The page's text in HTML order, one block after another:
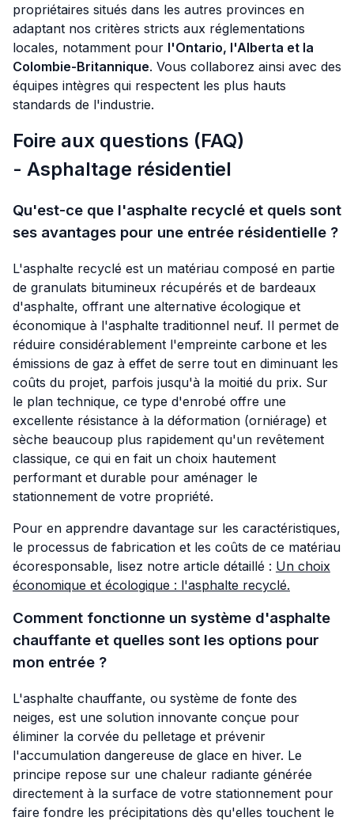
propriétaires situés dans les autres provinces en
adaptant nos critères stricts aux réglementations
locales, notamment pour l'Ontario, l'Alberta et la
Colombie-Britannique. Vous collaborez ainsi avec des
équipes intègres qui respectent les plus hauts
standards de l'industrie.
Foire aux questions (FAQ)
- Asphaltage résidentiel
Qu'est-ce que l'asphalte recyclé et quels sont
ses avantages pour une entrée résidentielle ?
L'asphalte recyclé est un matériau composé en partie
de granulats bitumineux récupérés et de bardeaux
d'asphalte, offrant une alternative écologique et
économique à l'asphalte traditionnel neuf. Il permet de
réduire considérablement l'empreinte carbone et les
émissions de gaz à effet de serre tout en diminuant les
coûts du projet, parfois jusqu'à la moitié du prix. Sur
le plan technique, ce type d'enrobé offre une
excellente résistance à la déformation (orniérage) et
sèche beaucoup plus rapidement qu'un revêtement
classique, ce qui en fait un choix hautement
performant et durable pour aménager le
stationnement de votre propriété.
Pour en apprendre davantage sur les caractéristiques,
le processus de fabrication et les coûts de ce matériau
écoresponsable, lisez notre article détaillé : Un choix
économique et écologique : l'asphalte recyclé.
Comment fonctionne un système d'asphalte
chauffante et quelles sont les options pour
mon entrée ?
L'asphalte chauffante, ou système de fonte des
neiges, est une solution innovante conçue pour
éliminer la corvée du pelletage et prévenir
l'accumulation dangereuse de glace en hiver. Le
principe repose sur une chaleur radiante générée
directement à la surface de votre stationnement pour
faire fondre les précipitations dès qu'elles touchent le